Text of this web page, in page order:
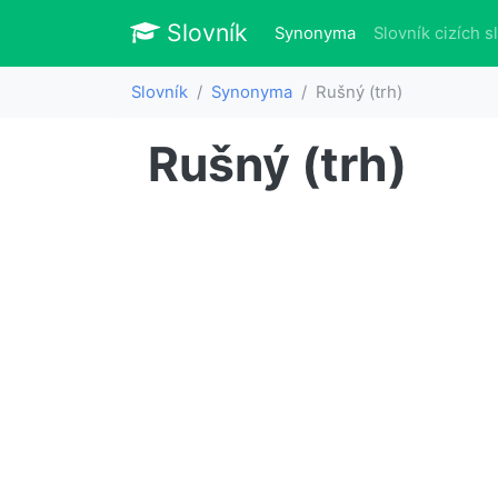
Slovník Slovník
Synonyma(aktuálně)
Slovník cizích
Slovník Synonyma Rušný (trh)
Rušný (trh)